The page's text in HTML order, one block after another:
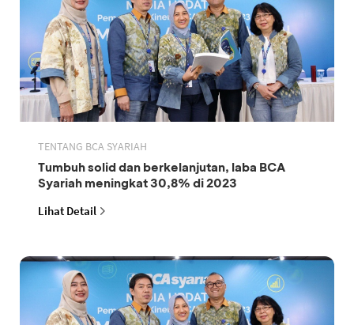
TENTANG BCA SYARIAH
Tumbuh solid dan berkelanjutan, laba BCA
Syariah meningkat 30,8% di 2023
Lihat Detail